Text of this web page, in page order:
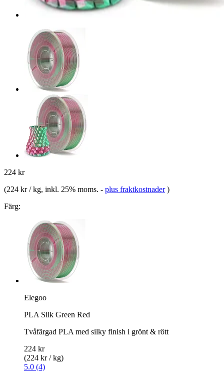
224 kr
(224 kr / kg, inkl. 25% moms. - plus fraktkostnader )
Färg:
Elegoo
PLA Silk Green Red
Tvåfärgad PLA med silky finish i grönt & rött
224 kr
(224 kr / kg)
5.0 (4)